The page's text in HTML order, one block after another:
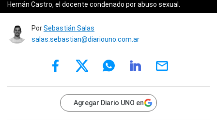
Hernán Castro, el docente condenado por abuso sexual.
PorSebastián Salas
salas.sebastian@diariouno.com.ar
Agregar Diario UNO en